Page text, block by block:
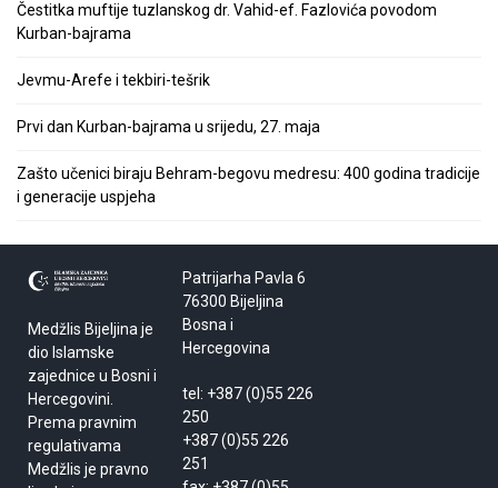
Čestitka muftije tuzlanskog dr. Vahid-ef. Fazlovića povodom
Kurban-bajrama
Jevmu-Arefe i tekbiri-tešrik
Prvi dan Kurban-bajrama u srijedu, 27. maja
Zašto učenici biraju Behram-begovu medresu: 400 godina tradicije
i generacije uspjeha
Medžlis Bijeljina je
dio Islamske
zajednice u Bosni i
Hercegovini.
Prema pravnim
regulativama
Medžlis je pravno
Patrijarha Pavla 6
76300 Bijeljina
Bosna i
Hercegovina
tel: +387 (0)55 226
250
+387 (0)55 226
251